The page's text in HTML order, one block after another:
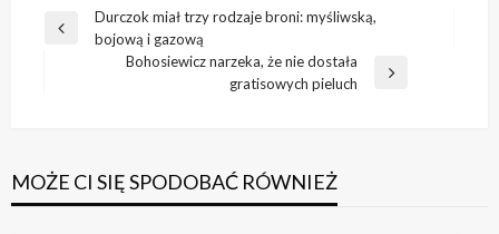
Nawigacja
wpisu
Poprzedni
Durczok miał trzy rodzaje broni: myśliwską,
bojową i gazową
Bohosiewicz narzeka, że nie dostała
gratisowych pieluch
MOŻE CI SIĘ SPODOBAĆ RÓWNIEŻ